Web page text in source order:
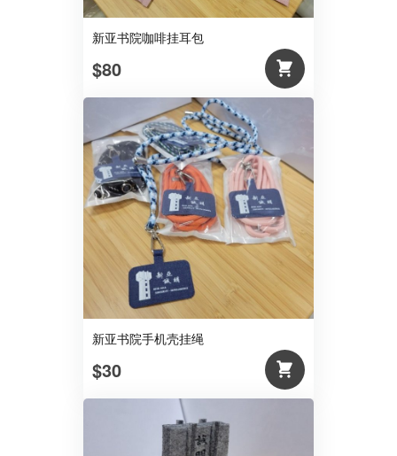
新亚书院咖啡挂耳包
$80
新亚书院手机壳挂绳
$30